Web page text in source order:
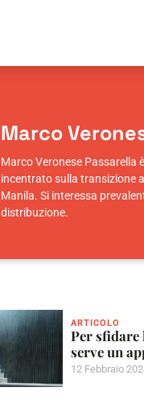
Marco
Marco Veronese Passarella
incentrato sulla transizione
Manila. Si interessa
distribuzione.
ARTICOLO
Per sfidare
serve un
12 Febbraio